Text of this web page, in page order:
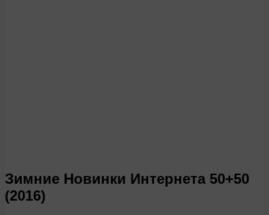
Зимние Новинки Интернета 50+50
(2016)